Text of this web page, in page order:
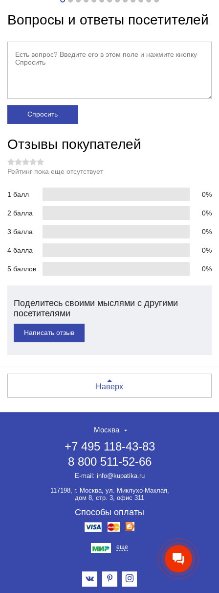
Вопросы и ответы посетителей
Спросить
Отзывы покупателей
Рейтинг пока еще отсутствует
1 балл 0%
2 балла 0%
3 балла 0%
4 балла 0%
5 баллов 0%
Поделитесь своими мыслями с другими
посетителями
Написать отзыв
Наверх
Москва
+7 495 118-43-83
8 800 511-52-66
E-mail: info@kupatika.ru
117198, г. Москва, ул. Миклухо-Маклая,
дом 8, стр. 3, офис 311
Способы оплаты
еще